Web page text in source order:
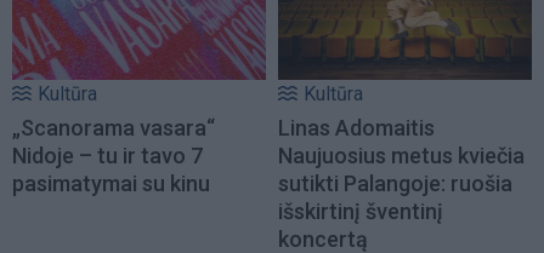
Kultūra
„Scanorama vasara“
Nidoje – tu ir tavo 7
pasimatymai su kinu
Kultūra
Linas Adomaitis
Naujuosius metus kviečia
sutikti Palangoje: ruošia
išskirtinį šventinį
koncertą